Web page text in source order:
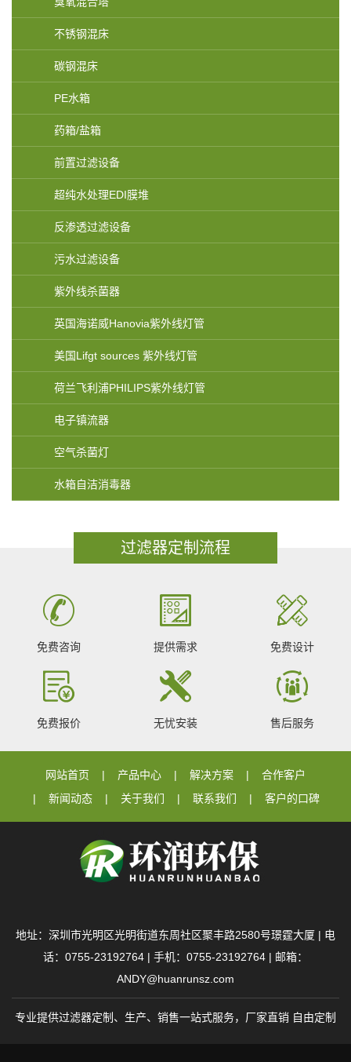
不锈钢混床
碳钢混床
PE水箱
药箱/盐箱
前置过滤设备
超纯水处理EDI膜堆
反渗透过滤设备
污水过滤设备
紫外线杀菌器
英国海诺威Hanovia紫外线灯管
美国Lifgt sources 紫外线灯管
荷兰飞利浦PHILIPS紫外线灯管
电子镇流器
空气杀菌灯
水箱自洁消毒器
过滤器定制流程
免费咨询 提供需求 免费设计
免费报价 无忧安装 售后服务
网站首页 产品中心 解决方案
合作客户
新闻动态
关于我们 联系我们 客户的口碑
地址：深圳市光明区光明街道东周社区聚丰路2580号璟霆大厦 | 电
话：0755-23192764 | 手机：0755-23192764 | 邮箱：
ANDY@huanrunsz.com
专业提供过滤器定制、生产、销售一站式服务，厂家直销 自由定制